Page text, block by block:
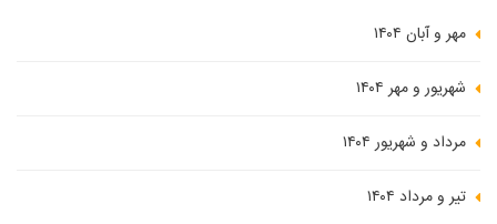
مهر و آبان ۱۴۰۴
شهریور و مهر ۱۴۰۴
مرداد و شهریور ۱۴۰۴
تیر و مرداد ۱۴۰۴